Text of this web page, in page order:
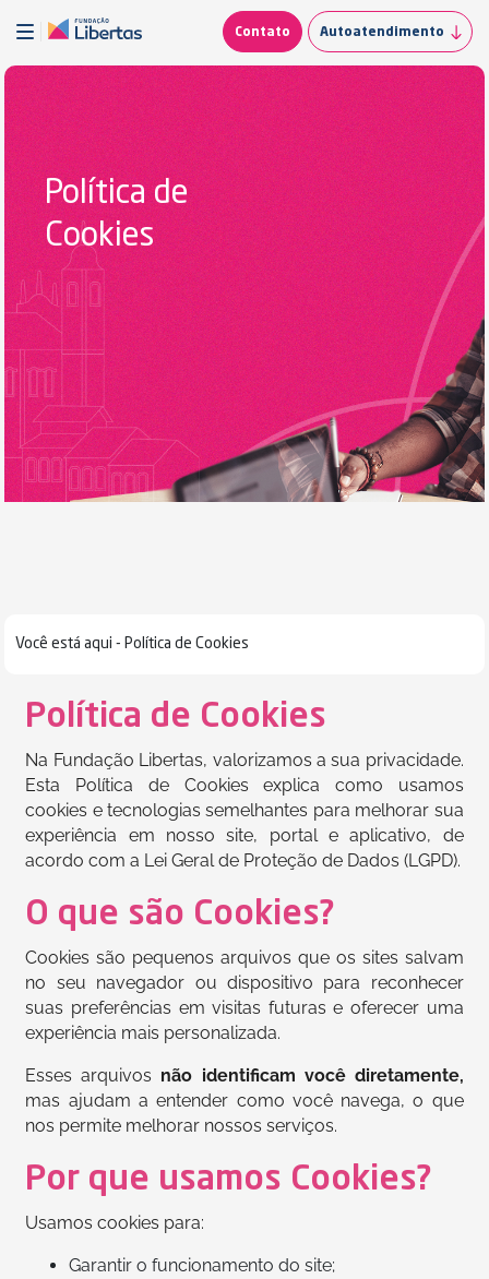
Contato Autoatendimento
Política de
Cookies
Você está aqui - Política de Cookies
Política de Cookies
Na Fundação Libertas, valorizamos a sua privacidade.
Esta Política de Cookies explica como usamos
cookies e tecnologias semelhantes para melhorar sua
experiência em nosso site, portal e aplicativo, de
acordo com a Lei Geral de Proteção de Dados (LGPD).
O que são Cookies?
Cookies são pequenos arquivos que os sites salvam
no seu navegador ou dispositivo para reconhecer
suas preferências em visitas futuras e oferecer uma
experiência mais personalizada.
Esses arquivos não identificam você diretamente,
mas ajudam a entender como você navega, o que
nos permite melhorar nossos serviços.
Por que usamos Cookies?
Usamos cookies para:
Garantir o funcionamento do site;